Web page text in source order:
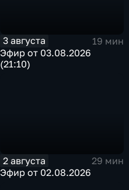
3 августа
19 мин
Эфир от 03.08.2026
(21:10)
2 августа
29 мин
Эфир от 02.08.2026